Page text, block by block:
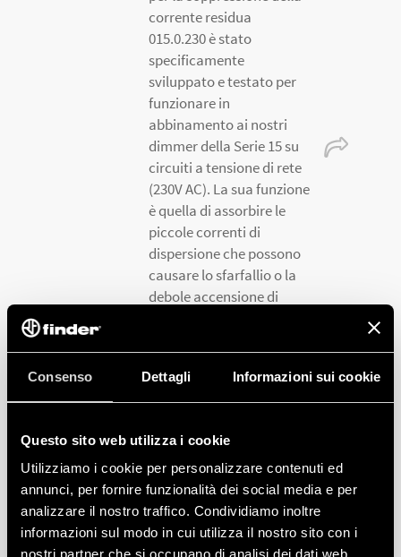
Consenso Dettagli Informazioni sui cookie
Questo sito web utilizza i cookie
Utilizziamo i cookie per personalizzare contenuti ed
annunci, per fornire funzionalità dei social media e per
analizzare il nostro traffico. Condividiamo inoltre
informazioni sul modo in cui utilizza il nostro sito con i
nostri partner che si occupano di analisi dei dati web,
corrente residua
015.0.230 è stato
specificamente
sviluppato e testato per
funzionare in
abbinamento ai nostri
dimmer della Serie 15 su
circuiti a tensione di rete
(230V AC). La sua funzione
è quella di assorbire le
piccole correnti di
dispersione che possono
causare lo sfarfallio o la
debole accensione di
garantirne il corretto
funzionamento né
applicazioni diverse,
come l'uscita in bassa
tensione di un
alimentatore DALI, in
quanto non è stato